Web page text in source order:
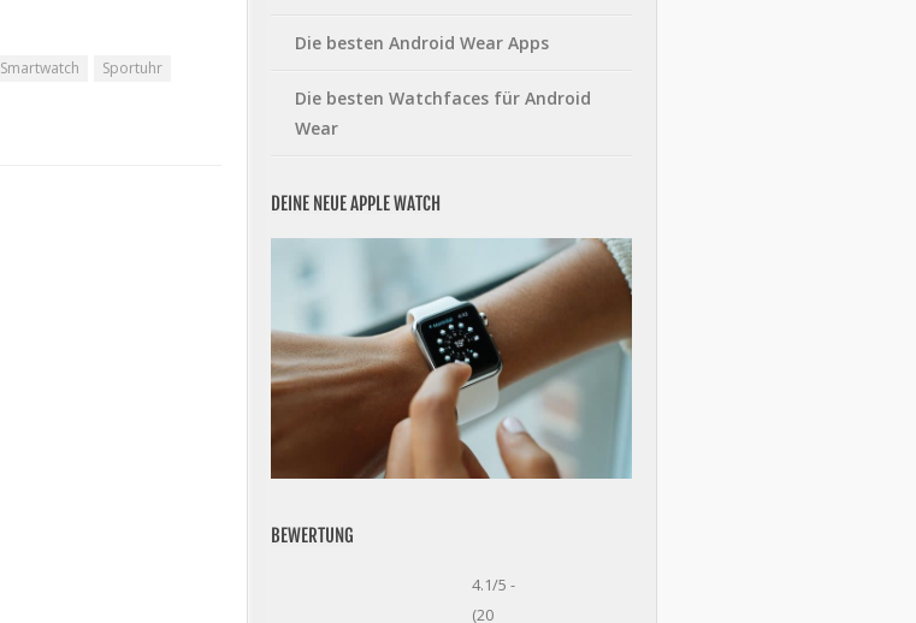
Smartwatch
Sportuhr
Die besten Android Wear Apps
Die besten Watchfaces für Android
Wear
DEINE NEUE APPLE WATCH
BEWERTUNG
4.1/5 -
(20